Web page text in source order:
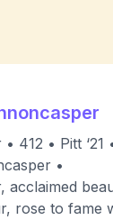
412 • Pitt ‘21
•
acclaimed
rose to fame